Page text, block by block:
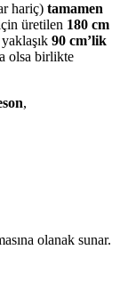
hariç) tamamen
üretilen 180 cm
90 cm’lik
olsa birlikte
,
olanak sunar.